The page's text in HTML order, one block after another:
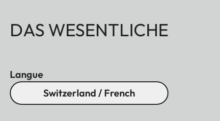
DAS WESENTLICHE
Langue
Switzerland / French